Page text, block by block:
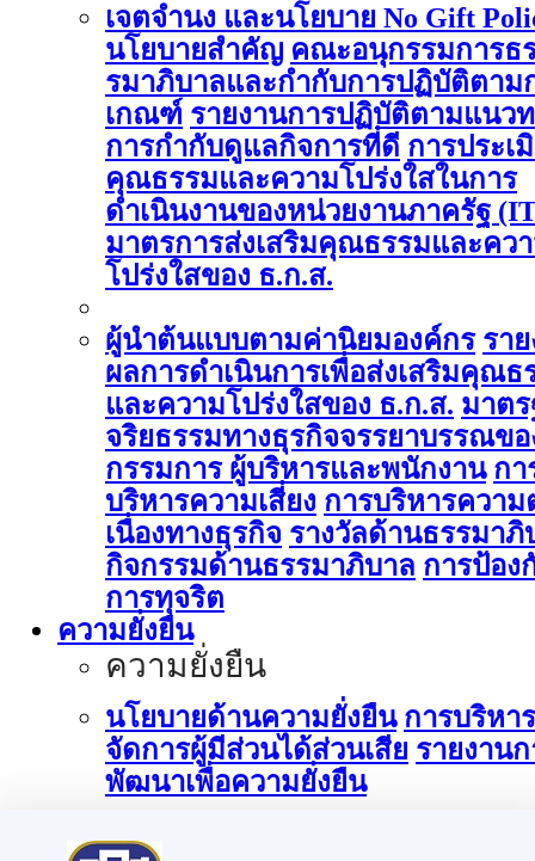
เจตจำนง และนโยบาย No Gift
นโยบายสำคัญ คณะอนุกรรมการธ
รมาภิบาลและกำกับการปฏิบัติตาม
เกณฑ์ รายงานการปฏิบัติตามแนว
การกำกับดูแลกิจการที่ดี การประเ
คุณธรรมและความโปร่งใสในการ
ดำเนินงานของหน่วยงานภาครัฐ
มาตรการส่งเสริมคุณธรรมและคว
โปร่งใสของ ธ.ก.ส.
ผู้นำต้นแบบตามค่านิยมองค์กร รา
ผลการดำเนินการเพื่อส่งเสริมคุณธ
และความโปร่งใสของ ธ.ก.ส. มาต
จริยธรรมทางธุรกิจจรรยาบรรณขอ
กรรมการ ผู้บริหารและพนักงาน กา
บริหารความเสี่ยง การบริหารความ
เนื่องทางธุรกิจ รางวัลด้านธรรมาภิ
กิจกรรมด้านธรรมาภิบาล การป้อง
การทุจริต
ความยั่งยืน
ความยั่งยืน
นโยบายด้านความยั่งยืน การบริหาร
จัดการผู้มีส่วนได้ส่วนเสีย รายงานก
พัฒนาเพื่อความยั่งยืน
การบริหารจัดการด้านนวัตกรรม